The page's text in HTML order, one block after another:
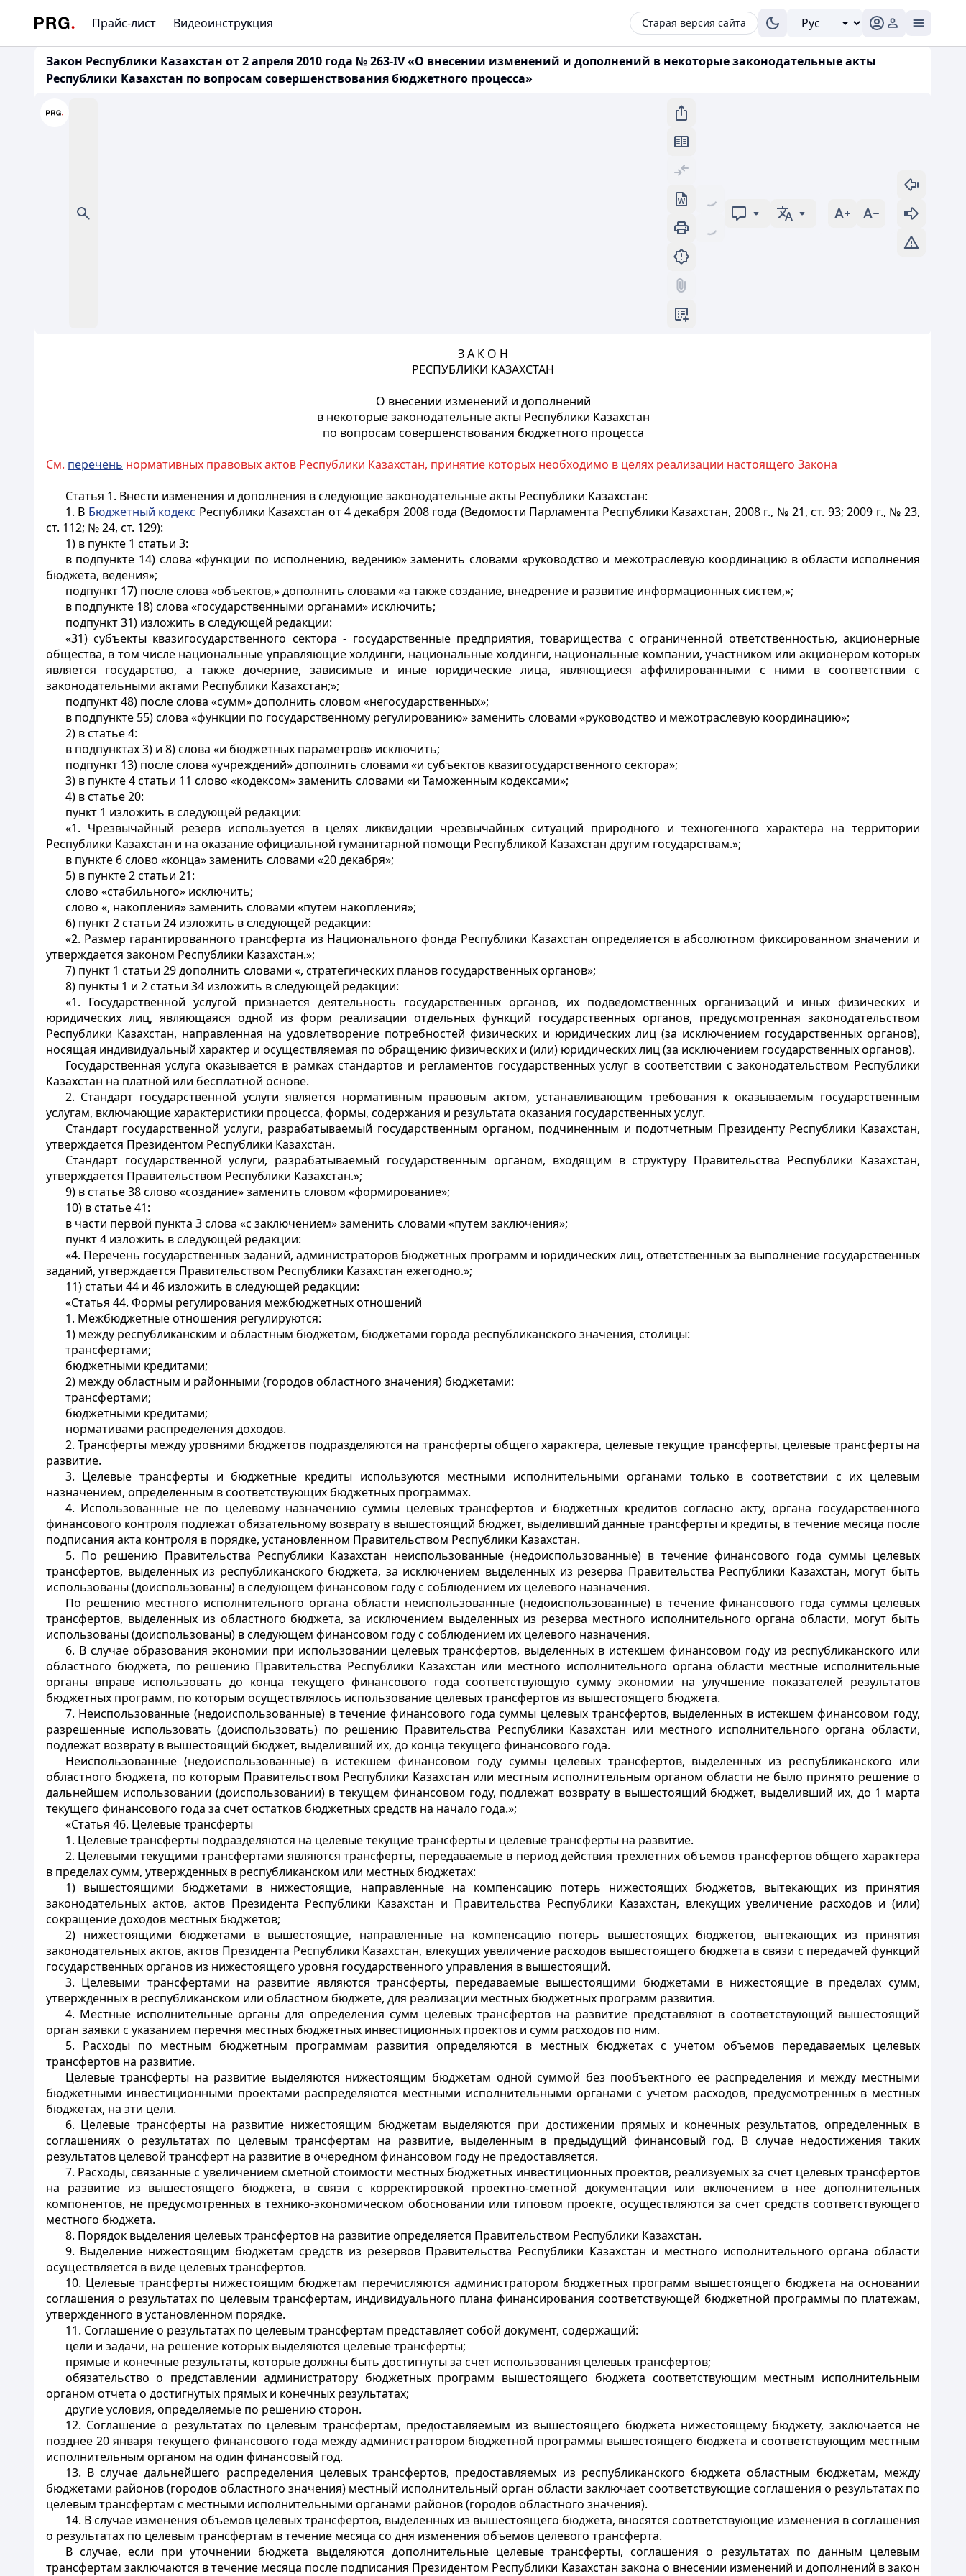
Прайс-лист Видеоинструкция Старая версия сайта
Закон Республики Казахстан от 2 апреля 2010 года № 263-IV «О внесении изменений и дополнений в некоторые законодательные акты
Республики Казахстан по вопросам совершенствования бюджетного процесса»
З А К О Н
РЕСПУБЛИКИ КАЗАХСТАН
О внесении изменений и дополнений
в некоторые законодательные акты Республики Казахстан
по вопросам совершенствования бюджетного процесса
См. перечень нормативных правовых актов Республики Казахстан, принятие которых необходимо в целях реализации настоящего Закона
Статья 1. Внести изменения и дополнения в следующие законодательные акты Республики Казахстан:
1. В Бюджетный кодекс Республики Казахстан от 4 декабря 2008 года (Ведомости Парламента Республики Казахстан, 2008 г., № 21, ст. 93; 2009 г., № 23,
ст. 112; № 24, ст. 129):
1) в пункте 1 статьи 3:
в подпункте 14) слова «функции по исполнению, ведению» заменить словами «руководство и межотраслевую координацию в области исполнения
бюджета, ведения»;
подпункт 17) после слова «объектов,» дополнить словами «а также создание, внедрение и развитие информационных систем,»;
в подпункте 18) слова «государственными органами» исключить;
подпункт 31) изложить в следующей редакции:
«31) субъекты квазигосударственного сектора - государственные предприятия, товарищества с ограниченной ответственностью, акционерные
общества, в том числе национальные управляющие холдинги, национальные холдинги, национальные компании, участником или акционером которых
является государство, а также дочерние, зависимые и иные юридические лица, являющиеся аффилированными с ними в соответствии с
законодательными актами Республики Казахстан;»;
подпункт 48) после слова «сумм» дополнить словом «негосударственных»;
в подпункте 55) слова «функции по государственному регулированию» заменить словами «руководство и межотраслевую координацию»;
2) в статье 4:
в подпунктах 3) и 8) слова «и бюджетных параметров» исключить;
подпункт 13) после слова «учреждений» дополнить словами «и субъектов квазигосударственного сектора»;
3) в пункте 4 статьи 11 слово «кодексом» заменить словами «и Таможенным кодексами»;
4) в статье 20:
пункт 1 изложить в следующей редакции:
«1. Чрезвычайный резерв используется в целях ликвидации чрезвычайных ситуаций природного и техногенного характера на территории
Республики Казахстан и на оказание официальной гуманитарной помощи Республикой Казахстан другим государствам.»;
в пункте 6 слово «конца» заменить словами «20 декабря»;
5) в пункте 2 статьи 21:
слово «стабильного» исключить;
слово «, накопления» заменить словами «путем накопления»;
6) пункт 2 статьи 24 изложить в следующей редакции:
«2. Размер гарантированного трансферта из Национального фонда Республики Казахстан определяется в абсолютном фиксированном значении и
утверждается законом Республики Казахстан.»;
7) пункт 1 статьи 29 дополнить словами «, стратегических планов государственных органов»;
8) пункты 1 и 2 статьи 34 изложить в следующей редакции:
«1. Государственной услугой признается деятельность государственных органов, их подведомственных организаций и иных физических и
юридических лиц, являющаяся одной из форм реализации отдельных функций государственных органов, предусмотренная законодательством
Республики Казахстан, направленная на удовлетворение потребностей физических и юридических лиц (за исключением государственных органов),
носящая индивидуальный характер и осуществляемая по обращению физических и (или) юридических лиц (за исключением государственных органов).
Государственная услуга оказывается в рамках стандартов и регламентов государственных услуг в соответствии с законодательством Республики
Казахстан на платной или бесплатной основе.
2. Стандарт государственной услуги является нормативным правовым актом, устанавливающим требования к оказываемым государственным
услугам, включающие характеристики процесса, формы, содержания и результата оказания государственных услуг.
Стандарт государственной услуги, разрабатываемый государственным органом, подчиненным и подотчетным Президенту Республики Казахстан,
утверждается Президентом Республики Казахстан.
Стандарт государственной услуги, разрабатываемый государственным органом, входящим в структуру Правительства Республики Казахстан,
утверждается Правительством Республики Казахстан.»;
9) в статье 38 слово «создание» заменить словом «формирование»;
10) в статье 41:
в части первой пункта 3 слова «с заключением» заменить словами «путем заключения»;
пункт 4 изложить в следующей редакции:
«4. Перечень государственных заданий, администраторов бюджетных программ и юридических лиц, ответственных за выполнение государственных
заданий, утверждается Правительством Республики Казахстан ежегодно.»;
11) статьи 44 и 46 изложить в следующей редакции:
«Статья 44. Формы регулирования межбюджетных отношений
1. Межбюджетные отношения регулируются:
1) между республиканским и областным бюджетом, бюджетами города республиканского значения, столицы:
трансфертами;
бюджетными кредитами;
2) между областным и районными (городов областного значения) бюджетами:
трансфертами;
бюджетными кредитами;
нормативами распределения доходов.
2. Трансферты между уровнями бюджетов подразделяются на трансферты общего характера, целевые текущие трансферты, целевые трансферты на
развитие.
3. Целевые трансферты и бюджетные кредиты используются местными исполнительными органами только в соответствии с их целевым
назначением, определенным в соответствующих бюджетных программах.
4. Использованные не по целевому назначению суммы целевых трансфертов и бюджетных кредитов согласно акту, органа государственного
финансового контроля подлежат обязательному возврату в вышестоящий бюджет, выделивший данные трансферты и кредиты, в течение месяца после
подписания акта контроля в порядке, установленном Правительством Республики Казахстан.
5. По решению Правительства Республики Казахстан неиспользованные (недоиспользованные) в течение финансового года суммы целевых
трансфертов, выделенных из республиканского бюджета, за исключением выделенных из резерва Правительства Республики Казахстан, могут быть
использованы (доиспользованы) в следующем финансовом году с соблюдением их целевого назначения.
По решению местного исполнительного органа области неиспользованные (недоиспользованные) в течение финансового года суммы целевых
трансфертов, выделенных из областного бюджета, за исключением выделенных из резерва местного исполнительного органа области, могут быть
использованы (доиспользованы) в следующем финансовом году с соблюдением их целевого назначения.
6. В случае образования экономии при использовании целевых трансфертов, выделенных в истекшем финансовом году из республиканского или
областного бюджета, по решению Правительства Республики Казахстан или местного исполнительного органа области местные исполнительные
органы вправе использовать до конца текущего финансового года соответствующую сумму экономии на улучшение показателей результатов
бюджетных программ, по которым осуществлялось использование целевых трансфертов из вышестоящего бюджета.
7. Неиспользованные (недоиспользованные) в течение финансового года суммы целевых трансфертов, выделенных в истекшем финансовом году,
разрешенные использовать (доиспользовать) по решению Правительства Республики Казахстан или местного исполнительного органа области,
подлежат возврату в вышестоящий бюджет, выделивший их, до конца текущего финансового года.
Неиспользованные (недоиспользованные) в истекшем финансовом году суммы целевых трансфертов, выделенных из республиканского или
областного бюджета, по которым Правительством Республики Казахстан или местным исполнительным органом области не было принято решение о
дальнейшем использовании (доиспользовании) в текущем финансовом году, подлежат возврату в вышестоящий бюджет, выделивший их, до 1 марта
текущего финансового года за счет остатков бюджетных средств на начало года.»;
«Статья 46. Целевые трансферты
1. Целевые трансферты подразделяются на целевые текущие трансферты и целевые трансферты на развитие.
2. Целевыми текущими трансфертами являются трансферты, передаваемые в период действия трехлетних объемов трансфертов общего характера
в пределах сумм, утвержденных в республиканском или местных бюджетах:
1) вышестоящими бюджетами в нижестоящие, направленные на компенсацию потерь нижестоящих бюджетов, вытекающих из принятия
законодательных актов, актов Президента Республики Казахстан и Правительства Республики Казахстан, влекущих увеличение расходов и (или)
сокращение доходов местных бюджетов;
2) нижестоящими бюджетами в вышестоящие, направленные на компенсацию потерь вышестоящих бюджетов, вытекающих из принятия
законодательных актов, актов Президента Республики Казахстан, влекущих увеличение расходов вышестоящего бюджета в связи с передачей функций
государственных органов из нижестоящего уровня государственного управления в вышестоящий.
3. Целевыми трансфертами на развитие являются трансферты, передаваемые вышестоящими бюджетами в нижестоящие в пределах сумм,
утвержденных в республиканском или областном бюджете, для реализации местных бюджетных программ развития.
4. Местные исполнительные органы для определения сумм целевых трансфертов на развитие представляют в соответствующий вышестоящий
орган заявки с указанием перечня местных бюджетных инвестиционных проектов и сумм расходов по ним.
5. Расходы по местным бюджетным программам развития определяются в местных бюджетах с учетом объемов передаваемых целевых
трансфертов на развитие.
Целевые трансферты на развитие выделяются нижестоящим бюджетам одной суммой без пообъектного ее распределения и между местными
бюджетными инвестиционными проектами распределяются местными исполнительными органами с учетом расходов, предусмотренных в местных
бюджетах, на эти цели.
6. Целевые трансферты на развитие нижестоящим бюджетам выделяются при достижении прямых и конечных результатов, определенных в
соглашениях о результатах по целевым трансфертам на развитие, выделенным в предыдущий финансовый год. В случае недостижения таких
результатов целевой трансферт на развитие в очередном финансовом году не предоставляется.
7. Расходы, связанные с увеличением сметной стоимости местных бюджетных инвестиционных проектов, реализуемых за счет целевых трансфертов
на развитие из вышестоящего бюджета, в связи с корректировкой проектно-сметной документации или включением в нее дополнительных
компонентов, не предусмотренных в технико-экономическом обосновании или типовом проекте, осуществляются за счет средств соответствующего
местного бюджета.
8. Порядок выделения целевых трансфертов на развитие определяется Правительством Республики Казахстан.
9. Выделение нижестоящим бюджетам средств из резервов Правительства Республики Казахстан и местного исполнительного органа области
осуществляется в виде целевых трансфертов.
10. Целевые трансферты нижестоящим бюджетам перечисляются администратором бюджетных программ вышестоящего бюджета на основании
соглашения о результатах по целевым трансфертам, индивидуального плана финансирования соответствующей бюджетной программы по платежам,
утвержденного в установленном порядке.
11. Соглашение о результатах по целевым трансфертам представляет собой документ, содержащий:
цели и задачи, на решение которых выделяются целевые трансферты;
прямые и конечные результаты, которые должны быть достигнуты за счет использования целевых трансфертов;
обязательство о представлении администратору бюджетных программ вышестоящего бюджета соответствующим местным исполнительным
органом отчета о достигнутых прямых и конечных результатах;
другие условия, определяемые по решению сторон.
12. Соглашение о результатах по целевым трансфертам, предоставляемым из вышестоящего бюджета нижестоящему бюджету, заключается не
позднее 20 января текущего финансового года между администратором бюджетной программы вышестоящего бюджета и соответствующим местным
исполнительным органом на один финансовый год.
13. В случае дальнейшего распределения целевых трансфертов, предоставляемых из республиканского бюджета областным бюджетам, между
бюджетами районов (городов областного значения) местный исполнительный орган области заключает соответствующие соглашения о результатах по
целевым трансфертам с местными исполнительными органами районов (городов областного значения).
14. В случае изменения объемов целевых трансфертов, выделенных из вышестоящего бюджета, вносятся соответствующие изменения в соглашения
о результатах по целевым трансфертам в течение месяца со дня изменения объемов целевого трансферта.
В случае, если при уточнении бюджета выделяются дополнительные целевые трансферты, соглашения о результатах по данным целевым
трансфертам заключаются в течение месяца после подписания Президентом Республики Казахстан закона о внесении изменений и дополнений в закон